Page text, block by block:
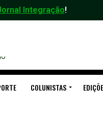
Integração!
COLUNISTAS